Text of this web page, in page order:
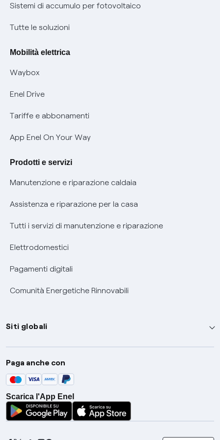
Informazioni precontrattuali prodotti e servizi
Condizioni generali di contratto prodotti e servizi
Certificazioni
Nuove regole europee per la protezione dei dati
Offerte Placet non vulnerabili
Offerta Tutela Vulnerabilità Gas
Mobilità Elettrica
Phishing e truffe online
Verifica chi ti ha chiamato
Informativa RAEE
Sistemi di accumulo per fotovoltaico
Tutte le soluzioni
Mobilità elettrica
Waybox
Enel Drive
Tariffe e abbonamenti
App Enel On Your Way
Prodotti e servizi
Manutenzione e riparazione caldaia
Assistenza e riparazione per la casa
Tutti i servizi di manutenzione e riparazione
Elettrodomestici
Pagamenti digitali
Comunità Energetiche Rinnovabili
Siti globali
Enel Group
Enel Green Power
Global Trading
Global Procurement
Gridspertise
Paga anche con
Scarica l'App Enel